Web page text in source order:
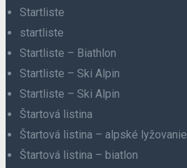
Startliste
startliste
Startliste – Biathlon
Startliste – Ski Alpin
Startliste – Ski Alpin
Štartová listina
Štartová listina – alpské lyžovanie
Štartová listina – biatlon